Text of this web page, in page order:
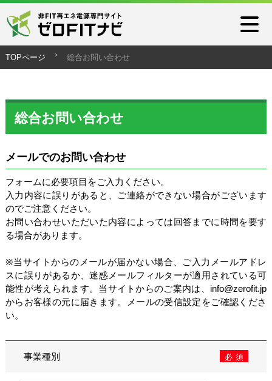
TOPページ 総合お問い合わせ
総合お問い合わせ
メールでのお問い合わせ
フォームに必要項目をご入力ください。
入力内容に誤りがあると、ご連絡ができない場合がございます
のでご注意ください。
お問い合わせいただいた内容によっては回答までに時間を要す
る場合があります。
※当サイトからのメールが届かない場合、ご入力メールアドレ
スに誤りがあるか、迷惑メールフィルターが適用されている可
能性が考えられます。当サイトからのご案内は、 info@zerofit.jp
からお客様の元に届きます。メールの受信設定をご確認くださ
い。
事業種別 必須